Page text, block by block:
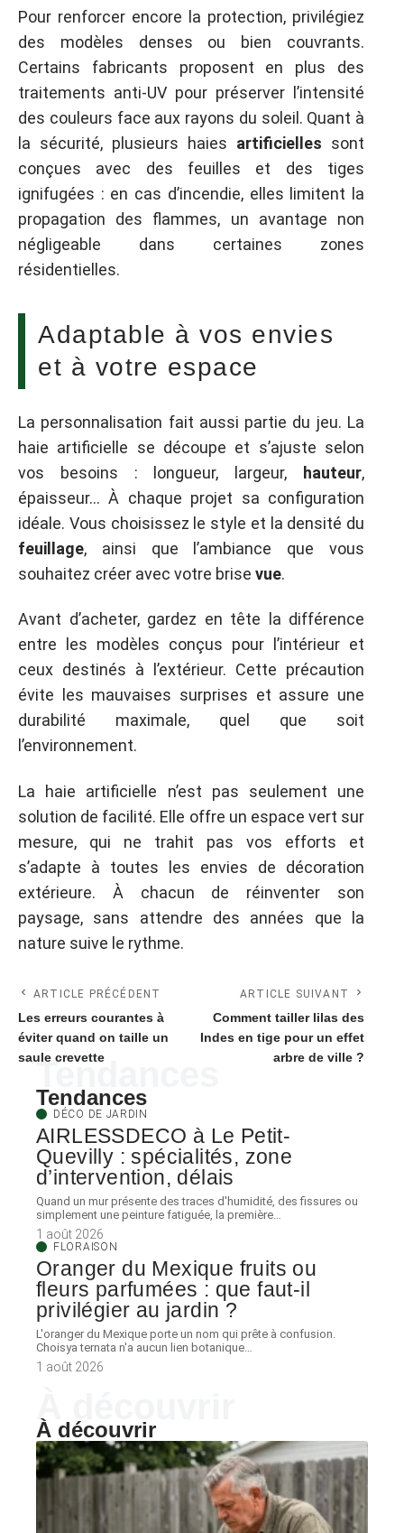
Pour renforcer encore la protection, privilégiez
des modèles denses ou bien couvrants.
Certains fabricants proposent en plus des
traitements anti-UV pour préserver l’intensité
des couleurs face aux rayons du soleil. Quant à
la sécurité, plusieurs haies artificielles sont
conçues avec des feuilles et des tiges
ignifugées : en cas d’incendie, elles limitent la
propagation des flammes, un avantage non
négligeable dans certaines zones
résidentielles.
Adaptable à vos envies
et à votre espace
La personnalisation fait aussi partie du jeu. La
haie artificielle se découpe et s’ajuste selon
vos besoins : longueur, largeur, hauteur,
épaisseur… À chaque projet sa configuration
idéale. Vous choisissez le style et la densité du
feuillage, ainsi que l’ambiance que vous
souhaitez créer avec votre brise vue.
Avant d’acheter, gardez en tête la différence
entre les modèles conçus pour l’intérieur et
ceux destinés à l’extérieur. Cette précaution
évite les mauvaises surprises et assure une
durabilité maximale, quel que soit
l’environnement.
La haie artificielle n’est pas seulement une
solution de facilité. Elle offre un espace vert sur
mesure, qui ne trahit pas vos efforts et
s’adapte à toutes les envies de décoration
extérieure. À chacun de réinventer son
paysage, sans attendre des années que la
nature suive le rythme.
ARTICLE PRÉCÉDENT
Les erreurs courantes à
éviter quand on taille un
saule crevette
ARTICLE SUIVANT
Comment tailler lilas des
Indes en tige pour un effet
arbre de ville ?
Tendances
Tendances
DÉCO DE JARDIN
AIRLESSDECO à Le Petit-
Quevilly : spécialités, zone
d’intervention, délais
Quand un mur présente des traces d'humidité, des fissures ou
simplement une peinture fatiguée, la première
1 août 2026
FLORAISON
Oranger du Mexique fruits ou
fleurs parfumées : que faut-il
privilégier au jardin ?
L'oranger du Mexique porte un nom qui prête à confusion.
Choisya ternata n'a aucun lien botanique
1 août 2026
À découvrir